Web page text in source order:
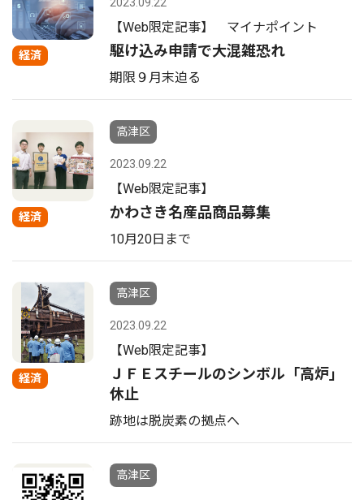
経済
【Web限定記事】 マイナポイント
駆け込み申請で大混雑恐れ
期限９月末迫る
経済
高津区
2023.09.22
【Web限定記事】
かわさき名産品商品募集
10月20日まで
経済
高津区
2023.09.22
【Web限定記事】
ＪＦＥスチールのシンボル「高炉」
休止
跡地は脱炭素の拠点へ
高津区